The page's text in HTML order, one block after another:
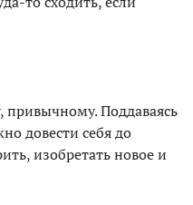
привычному. Поддаваясь
довести себя до
изобретать новое и